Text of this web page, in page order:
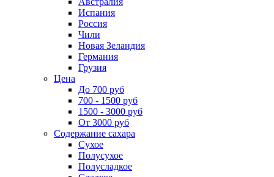
Испания
Россия
Чили
Новая Зеландия
Германия
Грузия
Цена
До 700 руб
700 - 1500 руб
1500 - 3000 руб
От 3000 руб
Содержание сахара
Сухое
Полусухое
Полусладкое